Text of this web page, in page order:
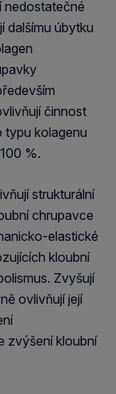
nedostatečné
dalšímu úbytku
činnost
typu kolagenu
%.
strukturální
chrupavce
elastické
kloubní
Zvyšují
ovlivňují její
zvýšení kloubní